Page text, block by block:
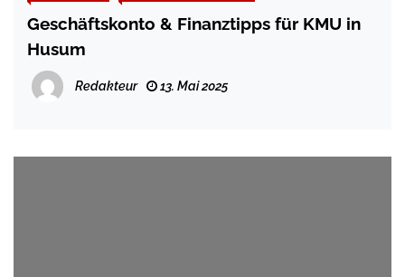
Geschäftskonto & Finanztipps für KMU in
Husum
Redakteur 13. Mai 2025